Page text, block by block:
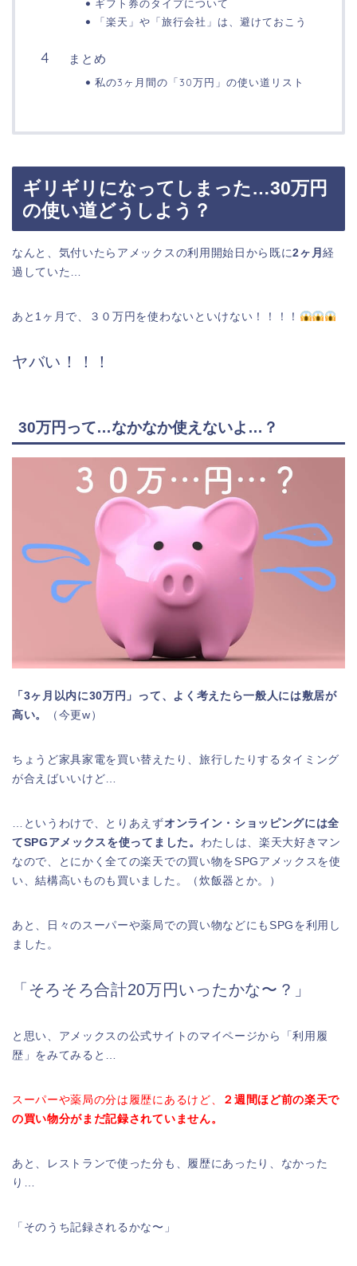
ギフト券のタイプについて
「楽天」や「旅行会社」は、避けておこう
まとめ
私の3ヶ月間の「30万円」の使い道リスト
ギリギリになってしまった…30万円
の使い道どうしよう？
なんと、気付いたらアメックスの利用開始日から既に2ヶ月経
過していた…
あと1ヶ月で、３０万円を使わないといけない！！！！
ヤバい！！！
30万円って…なかなか使えないよ…？
「3ヶ月以内に30万円」って、よく考えたら一般人には敷居が
高い。
（今更w）
ちょうど家具家電を買い替えたり、旅行したりするタイミング
が合えばいいけど…
…というわけで、とりあえずオンライン・ショッピングには全
てSPGアメックスを使ってました。 わたしは、楽天大好きマン
なので、とにかく全ての楽天での買い物をSPGアメックスを使
い、結構高いものも買いました。（炊飯器とか。）
あと、日々のスーパーや薬局での買い物などにもSPGを利用し
ました。
「そろそろ合計20万円いったかな〜？」
と思い、アメックスの公式サイトのマイページから「利用履
歴」をみてみると…
スーパーや薬局の分は履歴にあるけど、
２週間ほど前の楽天で
の買い物分がまだ記録されていません。
あと、レストランで使った分も、履歴にあったり、なかった
り…
「そのうち記録されるかな〜」